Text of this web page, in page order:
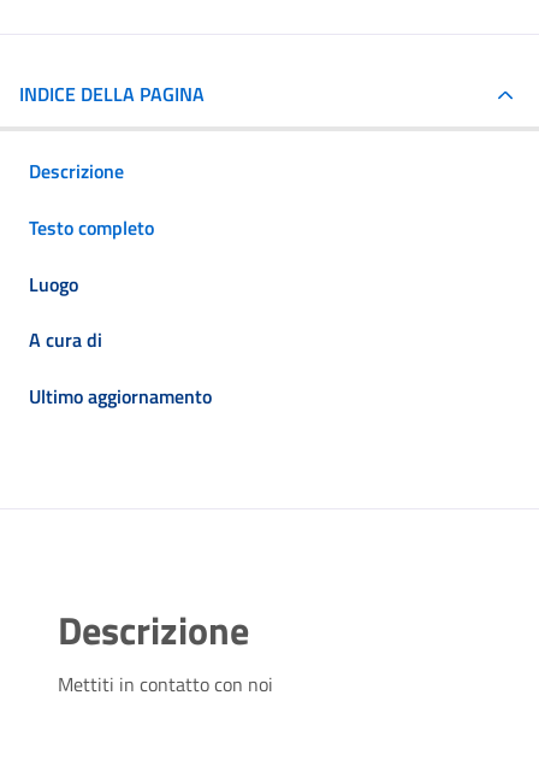
INDICE DELLA PAGINA
Descrizione
Testo completo
Luogo
A cura di
Ultimo aggiornamento
Descrizione
Mettiti in contatto con noi